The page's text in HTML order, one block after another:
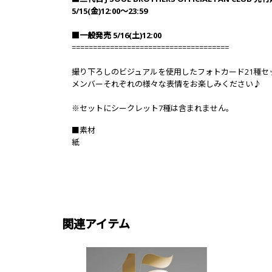
5/15(金)12:00～23:59
■一般発売 5/16(土)12:00
=====================================
撮り下ろしのビジュアルを使用したフォトカード21種セ
メンバーそれぞれの様々な表情をお楽しみください♪
※セットにシークレット7種は含まれません。
■素材
紙
関連アイテム